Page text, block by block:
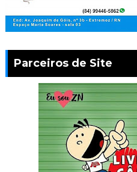
Parceiros de Site